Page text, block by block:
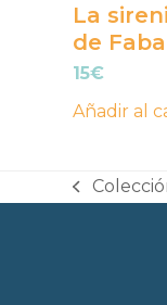
La
de Faba
15€
Añadir al
previous